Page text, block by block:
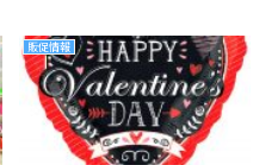
販促情報